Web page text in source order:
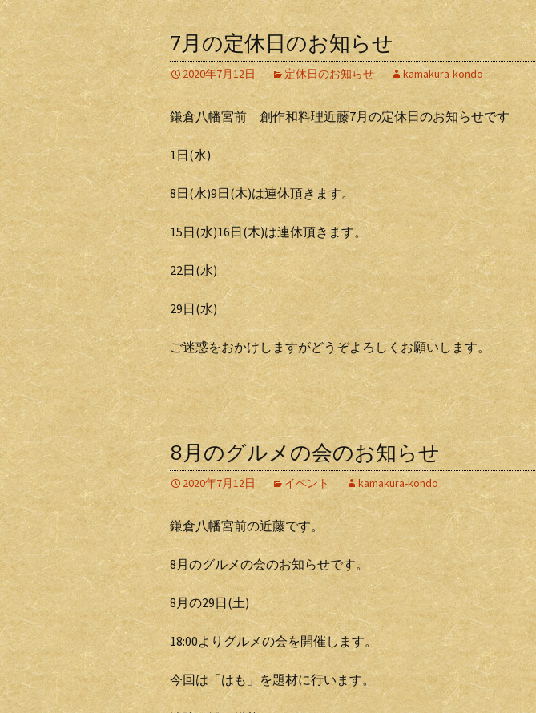
7月の定休日のお知らせ
2020年7月12日 定休日のお知らせ kamakura-kondo
鎌倉八幡宮前 創作和料理近藤7月の定休日のお知らせです
1日(水)
8日(水)9日(木)は連休頂きます。
15日(水)16日(木)は連休頂きます。
22日(水)
29日(水)
ご迷惑をおかけしますがどうぞよろしくお願いします。
8月のグルメの会のお知らせ
2020年7月12日 イベント kamakura-kondo
鎌倉八幡宮前の近藤です。
8月のグルメの会のお知らせです。
8月の29日(土)
18:00よりグルメの会を開催します。
今回は「はも」を題材に行います。